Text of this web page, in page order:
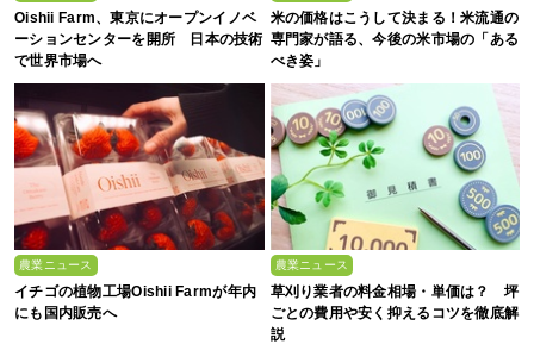
Oishii Farm、東京にオープンイノベ
ーションセンターを開所 日本の技術
で世界市場へ
米の価格はこうして決まる！米流通の
専門家が語る、今後の米市場の「ある
べき姿」
農業ニュース
イチゴの植物工場Oishii Farmが年内
にも国内販売へ
農業ニュース
草刈り業者の料金相場・単価は？ 坪
ごとの費用や安く抑えるコツを徹底解
説